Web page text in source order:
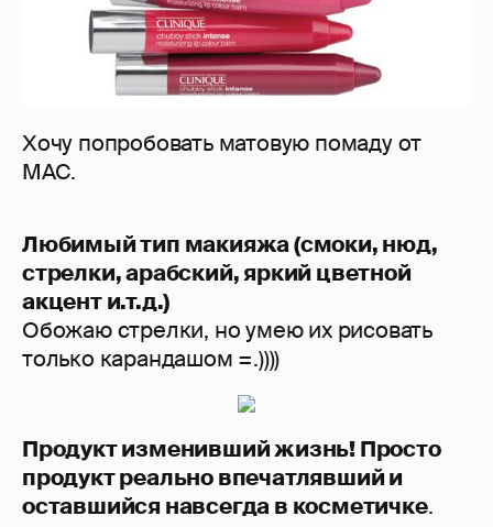
Хочу попробовать матовую помаду от
MAC.
Любимый тип макияжа (смоки, нюд,
стрелки, арабский, яркий цветной
акцент и.т.д.)
Обожаю стрелки, но умею их рисовать
только карандашом =.))))
Продукт изменивший жизнь! Просто
продукт реально впечатлявший и
оставшийся навсегда в косметичке.